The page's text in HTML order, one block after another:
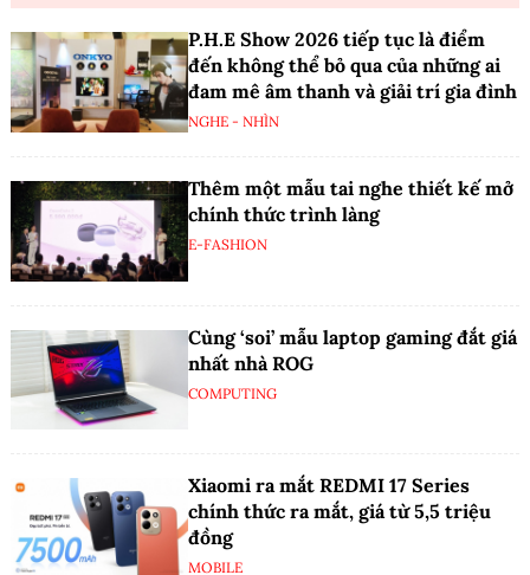
P.H.E Show 2026 tiếp tục là điểm
đến không thể bỏ qua của những ai
đam mê âm thanh và giải trí gia đình
NGHE - NHÌN
Thêm một mẫu tai nghe thiết kế mở
chính thức trình làng
E-FASHION
Cùng ‘soi’ mẫu laptop gaming đắt giá
nhất nhà ROG
COMPUTING
Xiaomi ra mắt REDMI 17 Series
chính thức ra mắt, giá từ 5,5 triệu
đồng
MOBILE